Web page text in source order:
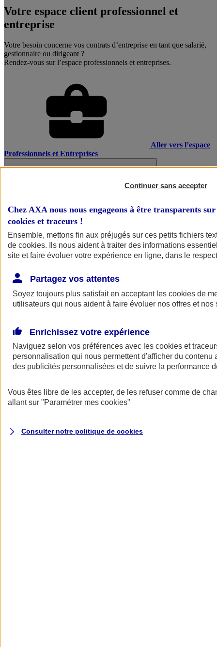
Votre espace client professionnel et
entreprise
Votre besoin concerne vos contrats d’entreprise en tant que salarié,
gestionnaire ou dirigeant ?
Rendez-vous sur l’espace professionnels et entreprises.
Aller vers l’espace
Professionnels et Entreprises
AXA Assurance
Continuer sans accepter
Chez AXA nous nous engageons à être transparents
cookies et traceurs !
Ensemble, mettons fin aux préjugés sur ces petits fichiers
de cookies. Ils nous aident à traiter des informations
site et faire évoluer votre expérience en ligne, dans le
Partagez vos attentes
Soyez toujours plus satisfait en acceptant les cookies de
utilisateurs qui nous aident à faire évoluer nos offres et nos
Enrichissez votre expérience
Naviguez selon vos préférences avec les cookies et
personnalisation qui nous permettent d'afficher du contenu
des publicités personnalisées et de suivre la performance
Vous êtes libre de les accepter, de les refuser comme de
allant sur "Paramétrer mes cookies"
Consulter notre politique de cookies